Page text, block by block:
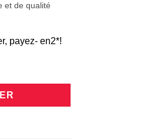
et de qualité
payez- en2*!
pour Samsung Galaxy A6